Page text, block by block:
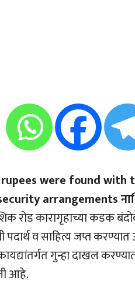
were found with
arrangements
रोड कारागृहाच्या कडक
व साहित्य जप्त
गुन्हा दाखल
आहे.